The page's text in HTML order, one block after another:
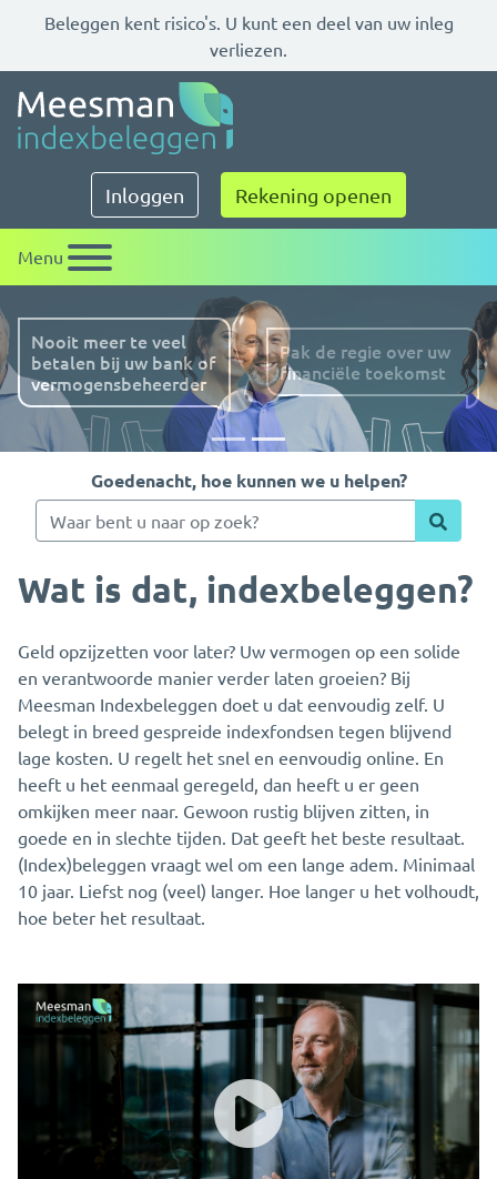
Beleggen kent risico's. U kunt een deel van uw inleg
verliezen.
Meesman indexbeleggen
Inloggen Rekening openen
Menu
Pak de regie over uw
financiële toekomst
Vorige
Goedenacht, hoe kunnen we u helpen?
Wat is dat, indexbeleggen?
Geld opzijzetten voor later? Uw vermogen op een solide
en verantwoorde manier verder laten groeien? Bij
Meesman Indexbeleggen doet u dat eenvoudig zelf. U
belegt in breed gespreide indexfondsen tegen blijvend
lage kosten. U regelt het snel en eenvoudig online. En
heeft u het eenmaal geregeld, dan heeft u er geen
omkijken meer naar. Gewoon rustig blijven zitten, in
goede en in slechte tijden. Dat geeft het beste resultaat.
(Index)beleggen vraagt wel om een lange adem. Minimaal
10 jaar. Liefst nog (veel) langer. Hoe langer u het volhoudt,
hoe beter het resultaat.